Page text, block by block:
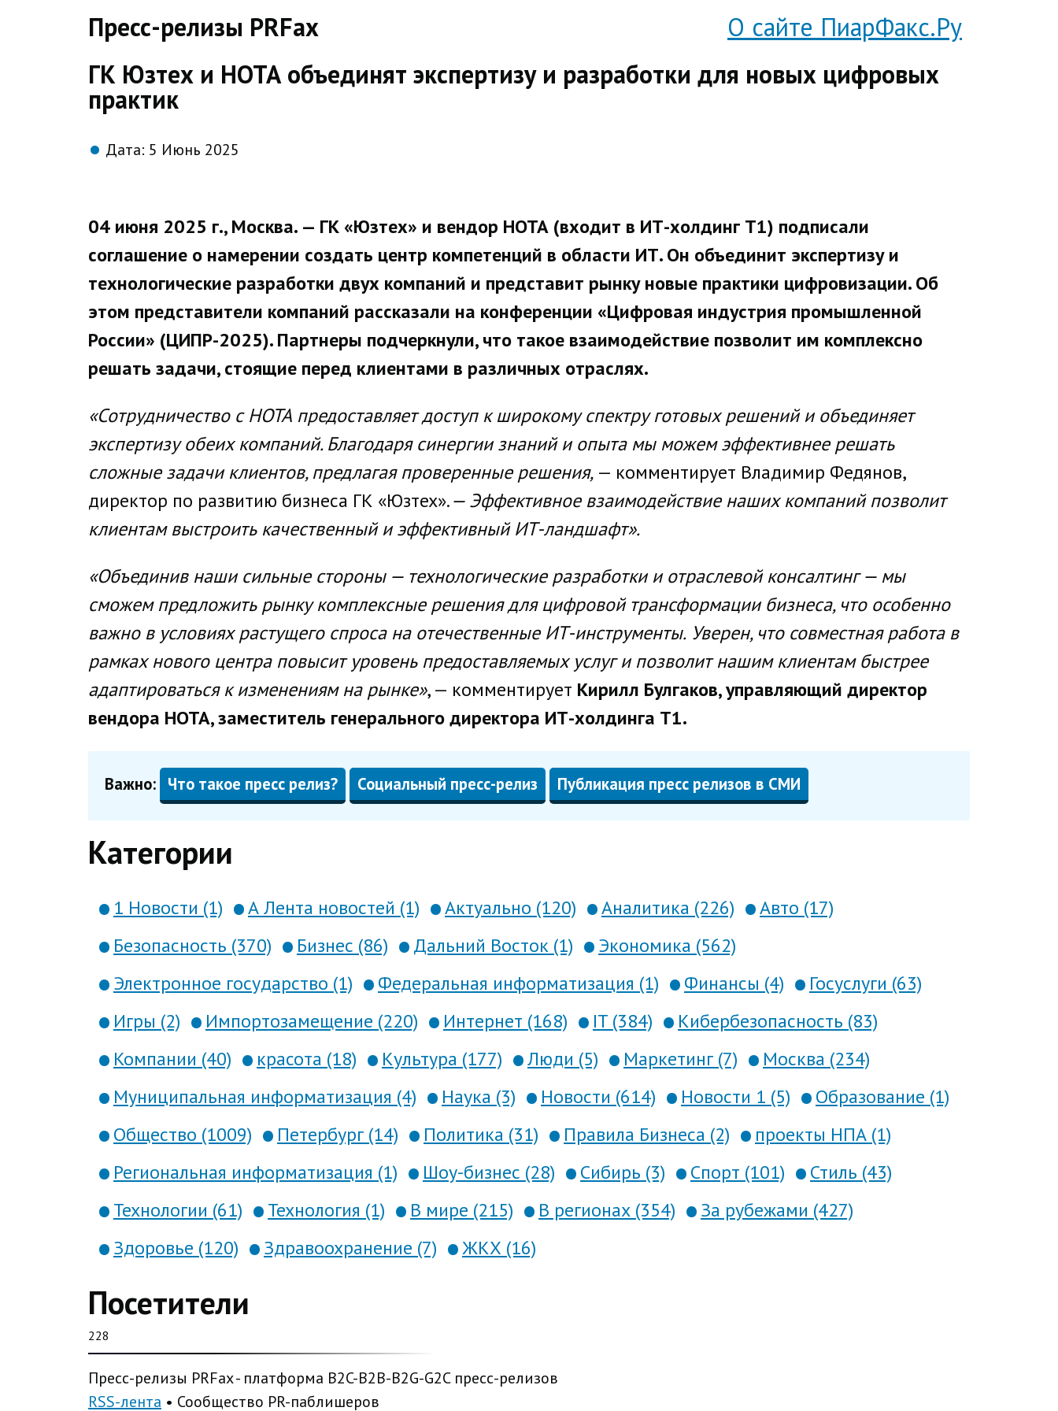
Пресс-релизы PRFax
О сайте ПиарФакс.Ру
ГК Юзтех и НОТА объединят экспертизу и разработки для новых цифровых
практик
Дата: 5 Июнь 2025
04 июня 2025 г., Москва. — ГК «Юзтех» и вендор НОТА (входит в ИТ-холдинг Т1) подписали
соглашение о намерении создать центр компетенций в области ИТ. Он объединит экспертизу и
технологические разработки двух компаний и представит рынку новые практики цифровизации. Об
этом представители компаний рассказали на конференции «Цифровая индустрия промышленной
России» (ЦИПР-2025). Партнеры подчеркнули, что такое взаимодействие позволит им комплексно
решать задачи, стоящие перед клиентами в различных отраслях.
«Сотрудничество с НОТА предоставляет доступ к широкому спектру готовых решений и объединяет
экспертизу обеих компаний. Благодаря синергии знаний и опыта мы можем эффективнее решать
сложные задачи клиентов, предлагая проверенные решения, — комментирует Владимир Федянов,
директор по развитию бизнеса ГК «Юзтех».— Эффективное взаимодействие наших компаний позволит
клиентам выстроить качественный и эффективный ИТ-ландшафт».
«Объединив наши сильные стороны — технологические разработки и отраслевой консалтинг — мы
сможем предложить рынку комплексные решения для цифровой трансформации бизнеса, что особенно
важно в условиях растущего спроса на отечественные ИТ-инструменты. Уверен, что совместная работа в
рамках нового центра повысит уровень предоставляемых услуг и позволит нашим клиентам быстрее
адаптироваться к изменениям на рынке», — комментирует Кирилл Булгаков, управляющий директор
вендора НОТА, заместитель генерального директора ИТ-холдинга Т1.
Важно: Что такое пресс релиз? Социальный пресс-релиз Публикация пресс релизов в СМИ
Категории
1 Новости (1) А Лента новостей (1) Актуально (120) Аналитика (226)
Авто (17)
Безопасность (370)
Бизнес (86) Дальний Восток (1)
Экономика (562)
Электронное государство (1)
Федеральная информатизация (1) Финансы (4)
Госуслуги (63)
Игры (2)
Импортозамещение (220) Интернет (168) IT (384)
Кибербезопасность (83)
Компании (40)
красота (18) Культура (177) Люди (5) Маркетинг (7)
Москва (234)
Муниципальная информатизация (4)
Наука (3) Новости (614) Новости 1 (5)
Образование (1)
Общество (1009)
Петербург (14) Политика (31) Правила Бизнеса (2)
проекты НПА (1)
Региональная информатизация (1)
Шоу-бизнес (28) Сибирь (3) Спорт (101)
Стиль (43)
Технологии (61)
Технология (1) В мире (215) В регионах (354)
За рубежами (427)
Здоровье (120)
Здравоохранение (7) ЖКХ (16)
Посетители
228
Пресс-релизы PRFax - платформа B2C-B2B-B2G-G2C пресс-релизов
RSS-лента • Сообщество PR-паблишеров